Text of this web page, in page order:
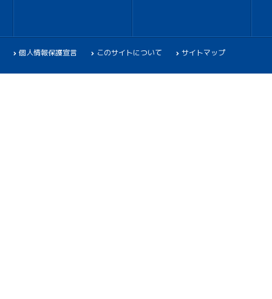
個人情報保護宣言 このサイトについて サイトマップ